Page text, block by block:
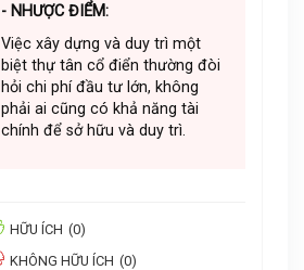
- NHƯỢC ĐIỂM:
Việc xây dựng và duy trì một
biệt thự tân cổ điển thường đòi
hỏi chi phí đầu tư lớn, không
phải ai cũng có khả năng tài
chính để sở hữu và duy trì.
HỮU ÍCH (0)
KHÔNG HỮU ÍCH (0)